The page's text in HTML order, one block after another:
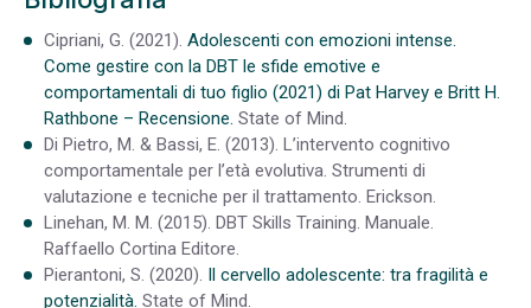
Cipriani, G. (2021). Adolescenti con emozioni intense.
Come gestire con la DBT le sfide emotive e
comportamentali di tuo figlio (2021) di Pat Harvey e Britt H.
Rathbone – Recensione. State of Mind.
Di Pietro, M. & Bassi, E. (2013). L’intervento cognitivo
comportamentale per l’età evolutiva. Strumenti di
valutazione e tecniche per il trattamento. Erickson.
Linehan, M. M. (2015). DBT Skills Training. Manuale.
Raffaello Cortina Editore.
Pierantoni, S. (2020). Il cervello adolescente: tra fragilità e
potenzialità. State of Mind.